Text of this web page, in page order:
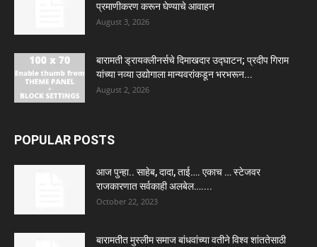
प्रमाणीकरण करून घेण्याचे आवाहन
August 3, 2026
बारामती ड्रायक्लीनर्सचे दिमाखदार उद्घाटन; प्रदीप गिराम
यांच्या नव्या उद्योगाला मान्यवरांकडून भरभरून...
August 2, 2026
POPULAR POSTS
आज पुन्हा.. साहेब, दादा, ताई…. एकाच … स्टेजवर
राजकारणात सर्वकाही अलबेल…....
October 22, 2023
बारामतीत मुस्लीम समाज बांधवांच्या वतीने विश्व शांततेसाठी